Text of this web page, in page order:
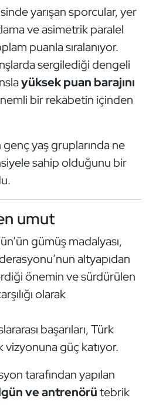
yarışan sporcular, yer
ve asimetrik paralel
puanla sıralanıyor.
sergilediği dengeli
yüksek puan barajını
bir rekabetin içinden
genç yaş gruplarında ne
sahip olduğunu bir
umut
gümüş madalyası,
altyapıdan
önemin ve sürdürülen
olarak
başarıları, Türk
güç katıyor.
tarafından yapılan
ve antrenörütebrik